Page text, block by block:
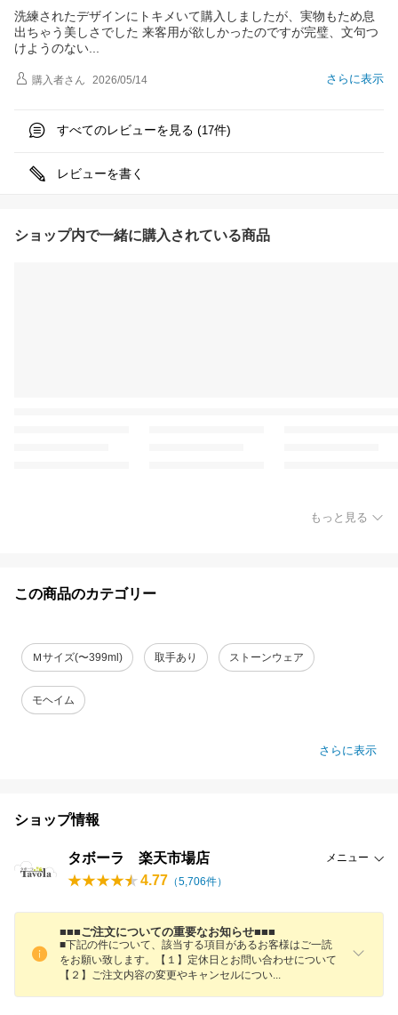
洗練されたデザインにトキメいて購入しましたが、実物もため息
出ちゃう美しさでした 来客用が欲しかったのですが完璧、文句つ
けようのない
さらに表示
購入者さん 2026/05/14
すべてのレビューを見る (17件)
レビューを書く
ショップ内で一緒に購入されている商品
もっと見る
この商品のカテゴリー
Ｍサイズ(〜399ml) 取手あり ストーンウェア
モヘイム
さらに表示
ショップ情報
タボーラ 楽天市場店 メニュー
4.77 （5,706件）
■■■ご注文についての重要なお知らせ■■■
■下記の件について、該当する項目があるお客様はご一読
をお願い致します。【１】定休日とお問い合わせについて
【２】ご注文内容の変更やキャンセルについ